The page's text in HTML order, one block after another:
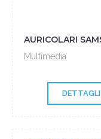
Multimedia
DETTAGLI